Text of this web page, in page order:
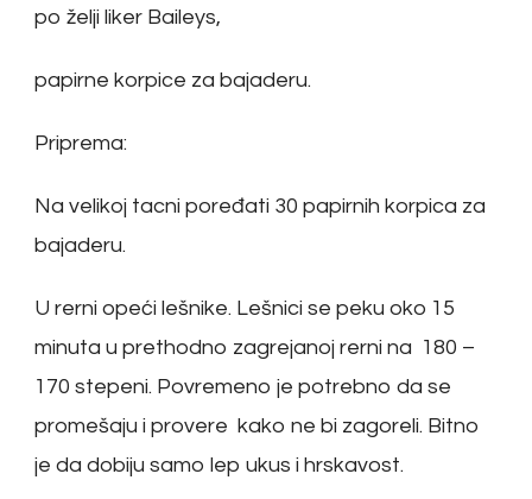
po želji liker Baileys,
papirne korpice za bajaderu.
Priprema:
Na velikoj tacni poređati 30 papirnih korpica za
bajaderu.
U rerni opeći lešnike. Lešnici se peku oko 15
minuta u prethodno zagrejanoj rerni na 180 –
170 stepeni. Povremeno je potrebno da se
promešaju i provere kako ne bi zagoreli. Bitno
je da dobiju samo lep ukus i hrskavost.